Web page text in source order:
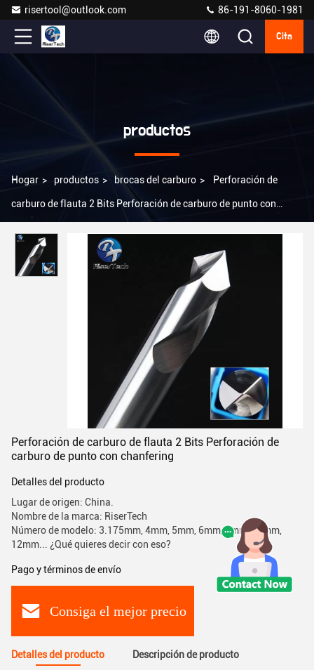
risertool@outlook.com 86-191-8060-1981
Cita
productos
Hogar > productos > brocas del carburo > Perforación de
carburo de flauta 2 Bits Perforación de carburo de punto con
Perforación de carburo de flauta 2 Bits Perforación de
carburo de punto con chanfering
Detalles del producto
Lugar de origen: China.
Nombre de la marca: RiserTech
Número de modelo: 3.175mm, 4mm, 5mm, 6mm, 8mm, 10mm,
12mm... ¿Qué quieres decir con eso?
Pago y términos de envío
Consiga el mejor precio
Detalles del producto Descripción de producto